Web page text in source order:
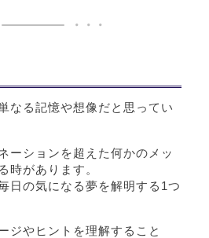
なる記憶や想像だと思ってい
ーションを超えた何かのメッ
時があります。
日の気になる夢を解明する1つ
ジやヒントを理解すること